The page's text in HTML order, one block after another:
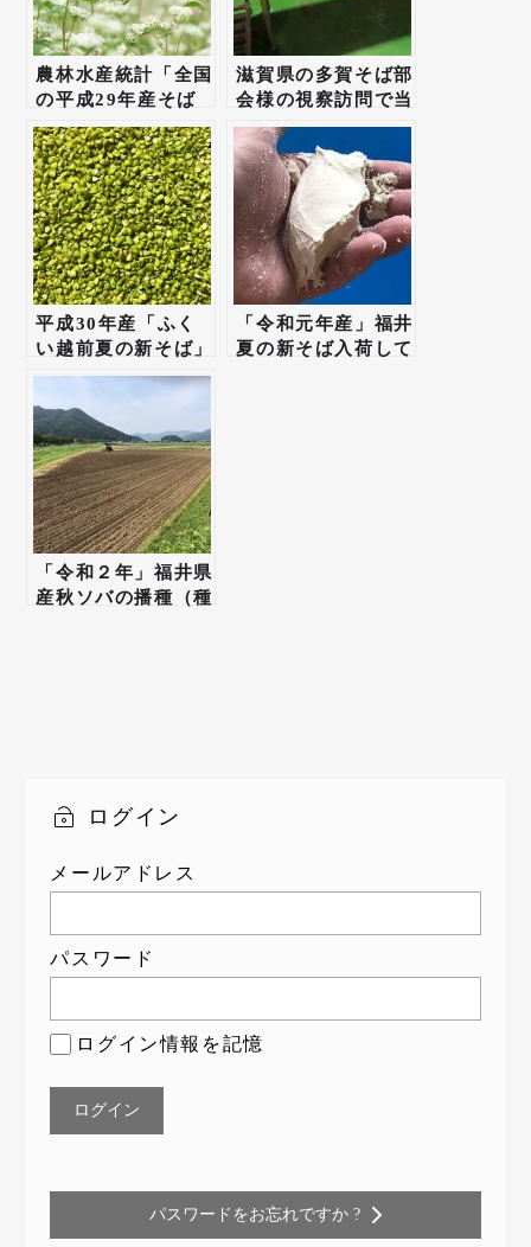
農林水産統計「全国
の平成29年産そば
の作付面積及び収穫
量」
滋賀県の多賀そば部
会様の視察訪問で当
製粉所にたくさんの
方がご来店
平成30年産「ふく
い越前夏の新そば」
が入荷しました！
「令和元年産」福井
夏の新そば入荷して
「令和２年」福井県
産秋ソバの播種（種
ログイン
メールアドレス
パスワード
ログイン情報を記憶
パスワードをお忘れですか ?